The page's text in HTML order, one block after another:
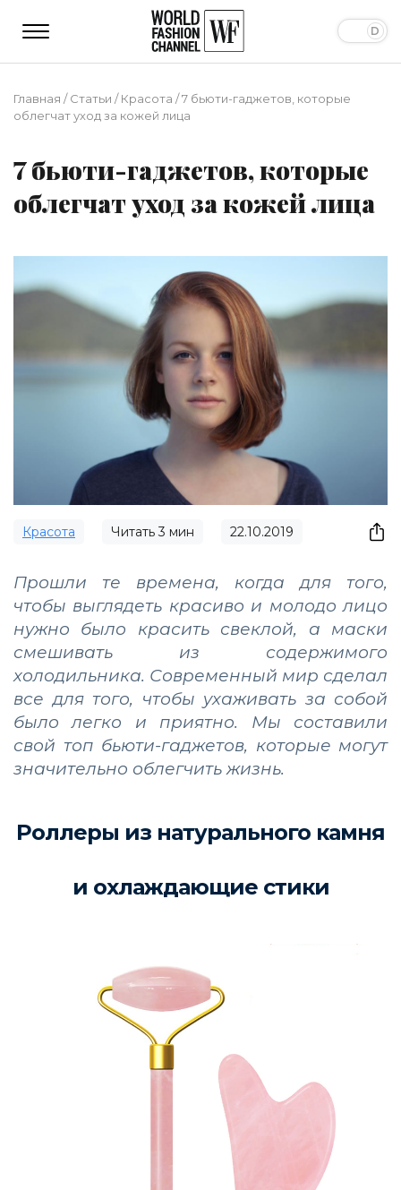
Главная /Статьи /Красота /7 бьюти-гаджетов, которые
облегчат уход за кожей лица
7 бьюти-гаджетов, которые
облегчат уход за кожей лица
Красота Читать3 мин 22.10.2019
Прошли те времена, когда для того,
чтобы выглядеть красиво и молодо лицо
нужно было красить свеклой, а маски
смешивать из содержимого
холодильника. Современный мир сделал
все для того, чтобы ухаживать за собой
было легко и приятно. Мы составили
свой топ бьюти-гаджетов, которые могут
значительно облегчить жизнь.
Роллеры из натурального камня
и охлаждающие стики